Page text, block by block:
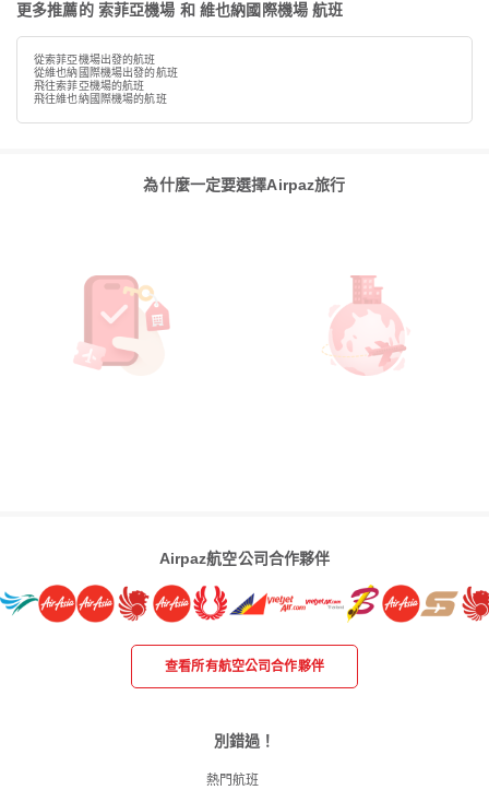
更多推薦的 索菲亞機場 和 維也納國際機場 航班
從索菲亞機場出發的航班
從維也納國際機場出發的航班
飛往索菲亞機場的航班
飛往維也納國際機場的航班
為什麼一定要選擇Airpaz旅行
Airpaz航空公司合作夥伴
查看所有航空公司合作夥伴
別錯過！
熱門航班